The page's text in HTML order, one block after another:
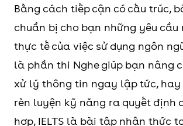
Bằng cách tiếp cận có cấu trúc,
chuẩn bị cho bạn những yêu
thực tế của việc sử dụng ngôn
là phần thi Nghe giúp bạn nâng
xử lý thông tin ngay lập tức, hay
rèn luyện kỹ năng ra quyết định
hợp, IELTS là bài tập nhận thức